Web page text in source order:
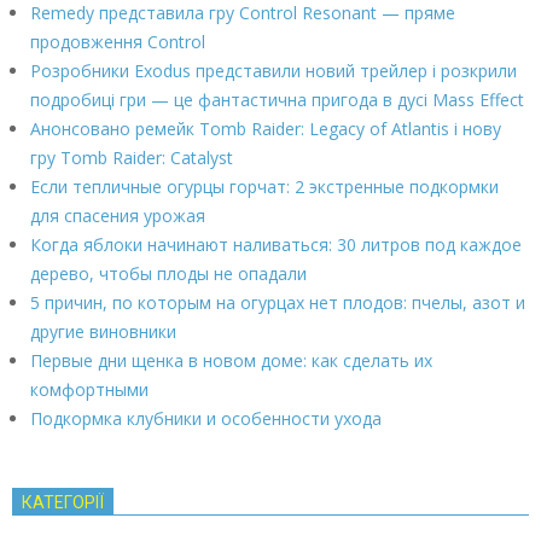
Remedy представила гру Control Resonant — пряме
продовження Control
Розробники Exodus представили новий трейлер і розкрили
подробиці гри — це фантастична пригода в дусі Mass Effect
Анонсовано ремейк Tomb Raider: Legacy of Atlantis і нову
гру Tomb Raider: Catalyst
Если тепличные огурцы горчат: 2 экстренные подкормки
для спасения урожая
Когда яблоки начинают наливаться: 30 литров под каждое
дерево, чтобы плоды не опадали
5 причин, по которым на огурцах нет плодов: пчелы, азот и
другие виновники
Первые дни щенка в новом доме: как сделать их
комфортными
Подкормка клубники и особенности ухода
КАТЕГОРІЇ